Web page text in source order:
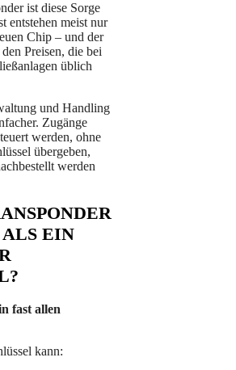
ist diese Sorge
entstehen meist nur
Chip – und der
Preisen, die bei
üblich
und Handling
Zugänge
werden, ohne
übergeben,
werden
EIN
fast allen
kann: